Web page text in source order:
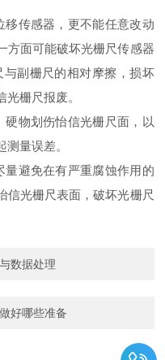
传感器，更不能任意改动
方面可能破坏光栅尺传感器
副栅尺的相对摩擦，损坏
栅尺报废。
物划伤怡信光栅尺面，以
量误差。
避免在有严重腐蚀作用的
信光栅尺表面，破坏光栅尺
数据处理
好哪些准备